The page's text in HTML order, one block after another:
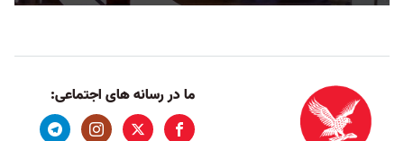
ما در رسانه های اجتماعی: